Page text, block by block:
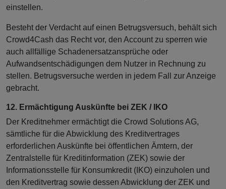
einstellen.
Besteht der Verdacht auf einen Betrugsversuch, behält sich
Crowd4Cash das Recht vor, den Account zu sperren wie
auch allfällige Schadenersatzansprüche oder
Aufwandsentschädigungen dem Nutzer in Rechnung zu
stellen. Betrugsversuche werden in jedem Fall zur Anzeige
gebracht.
12. Ermächtigung Auskünfte bei ZEK / IKO
Der Kreditnehmer ermächtigt die Crowd Solutions AG,
sämtliche für die Abwicklung des Kreditvertrages
erforderlichen Auskünfte bei öffentlichen Ämtern, der
Zentralstelle für Kreditinformation (ZEK) sowie der
Informationsstelle für Konsumkredit (IKO) einzuholen und
den Kreditvertrag sowie dessen Abwicklung der ZEK und